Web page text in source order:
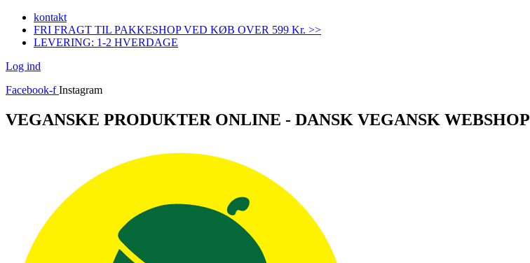
Videre
indhold
kontakt
FRI FRAGT TIL PAKKESHOP VED KØB OVER 599 Kr. >>
LEVERING: 1-2 HVERDAGE
Log ind
Facebook-f Instagram
VEGANSKE PRODUKTER ONLINE - DANSK VEGANSK WEBSHOP